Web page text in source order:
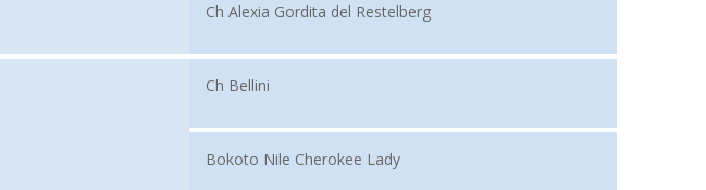
Ch Alexia Gordita del Restelberg
Ch Bellini
Bokoto Nile Cherokee Lady